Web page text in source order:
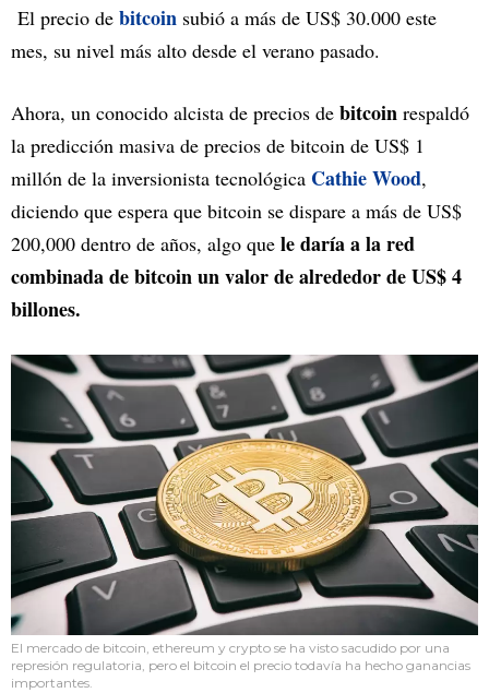
El precio de bitcoin subió a más de US$ 30.000 este
mes, su nivel más alto desde el verano pasado.
Ahora, un conocido alcista de precios de bitcoin respaldó
la predicción masiva de precios de bitcoin de US$ 1
millón de la inversionista tecnológica Cathie Wood,
diciendo que espera que bitcoin se dispare a más de US$
200,000 dentro de años, algo que le daría a la red
combinada de bitcoin un valor de alrededor de US$ 4
billones.
El mercado de bitcoin, ethereum y crypto se ha visto sacudido por una
represión regulatoria, pero el bitcoin el precio todavía ha hecho ganancias
importantes.